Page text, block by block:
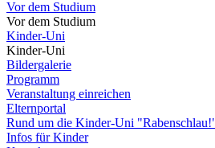
Vor dem Studium
Vor dem Studium
Kinder-Uni
Kinder-Uni
Bildergalerie
Programm
Veranstaltung einreichen
Elternportal
Rund um die Kinder-Uni
Infos für Kinder